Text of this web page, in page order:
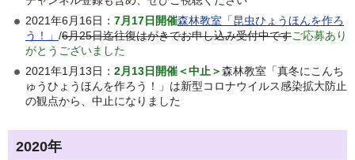
2021年6月16日： 7月17日開催森林教室「昆虫ひょうほんを作ろ
う！」 /6月25日迄往復はがきでお申し込み受付中ですご応募あり
がとうございました
2021年1月13日： 2月13日開催＜中止＞森林教室「真冬にこんち
ゅうひょうほんを作ろう！」は新型コロナウイルス感染拡大防止
の観点から、中止になりました
2020年